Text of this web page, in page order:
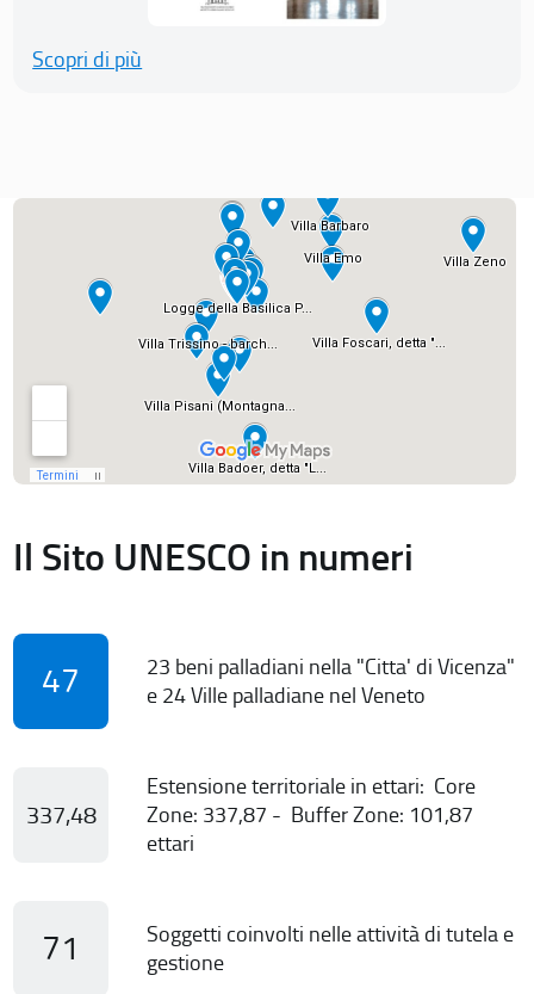
Scopri di più
Il Sito UNESCO in numeri
47
23 beni palladiani nella "Citta' di Vicenza"
e 24 Ville palladiane nel Veneto
337,48
Estensione territoriale in ettari: Core
Zone: 337,87 - Buffer Zone: 101,87
ettari
71
Soggetti coinvolti nelle attività di tutela e
gestione